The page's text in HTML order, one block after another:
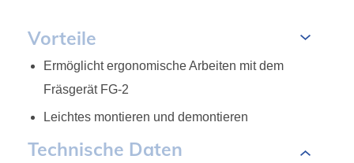
Vorteile
Ermöglicht ergonomische Arbeiten mit dem
Fräsgerät FG-2
Leichtes montieren und demontieren
Technische Daten